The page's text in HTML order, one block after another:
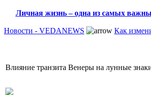
Личная жизнь – одна из самых
Новости - VEDANEWS
Как
Влияние транзита Венеры на лунные